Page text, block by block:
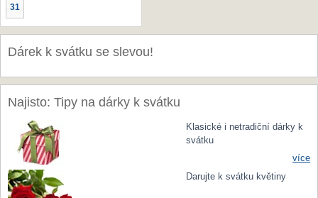
31
Dárek k svátku se slevou!
Najisto: Tipy na dárky k svátku
Klasické i netradiční dárky k
svátku
více
Darujte k svátku květiny